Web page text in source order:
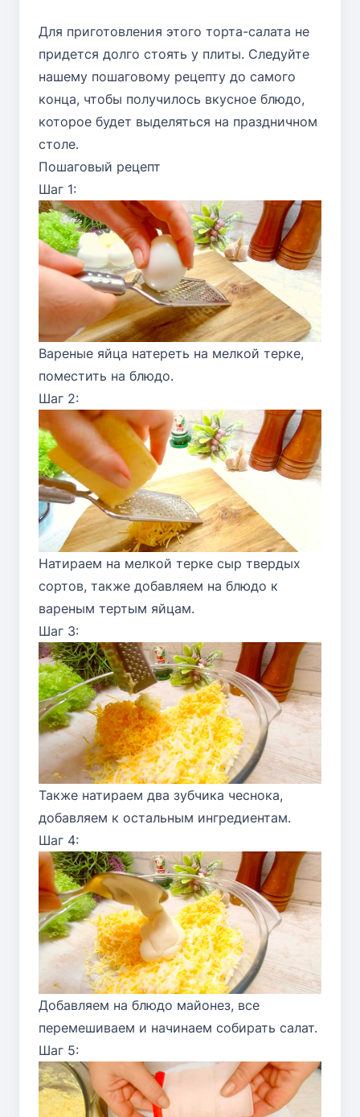
Для приготовления этого торта-салата не
придется долго стоять у плиты. Следуйте
нашему пошаговому рецепту до самого
конца, чтобы получилось вкусное блюдо,
которое будет выделяться на праздничном
столе.
Пошаговый рецепт
Шаг 1:
Вареные яйца натереть на мелкой терке,
поместить на блюдо.
Шаг 2:
Натираем на мелкой терке сыр твердых
сортов, также добавляем на блюдо к
вареным тертым яйцам.
Шаг 3:
Также натираем два зубчика чеснока,
добавляем к остальным ингредиентам.
Шаг 4:
Добавляем на блюдо майонез, все
перемешиваем и начинаем собирать салат.
Шаг 5: